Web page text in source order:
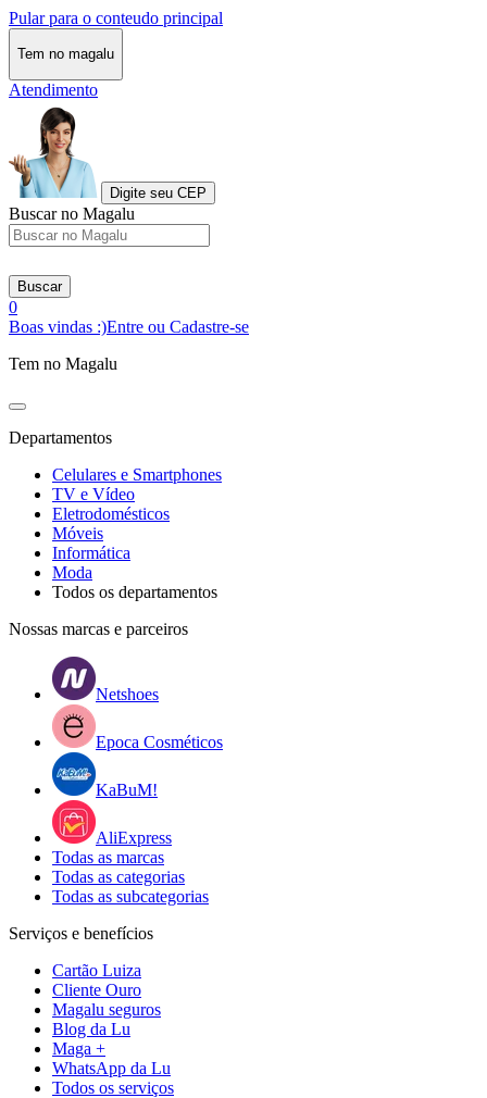
Pular para o conteudo principal
Tem no magalu
Atendimento
Digite seu CEP
Buscar no Magalu
Buscar
0
Boas vindas :)Entre ou Cadastre-se
Tem no Magalu
Departamentos
Celulares e Smartphones
TV e Vídeo
Eletrodomésticos
Móveis
Informática
Moda
Todos os departamentos
Nossas marcas e parceiros
Netshoes
Epoca Cosméticos
KaBuM!
AliExpress
Todas as marcas
Todas as categorias
Todas as subcategorias
Serviços e benefícios
Cartão Luiza
Cliente Ouro
Magalu seguros
Blog da Lu
Maga +
WhatsApp da Lu
Todos os serviços